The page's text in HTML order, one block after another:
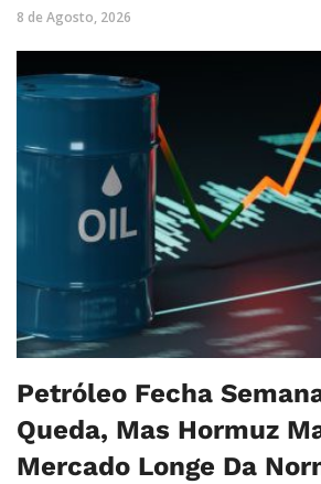
8 de Agosto, 2026
Petróleo Fecha
Queda, Mas Hormuz
Mercado Longe Da